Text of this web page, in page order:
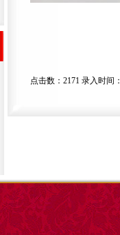
点击数：2171 录入时间